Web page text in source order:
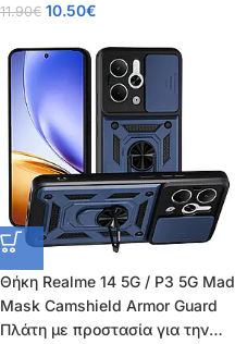
στήριξης από σκλήρό Premium
11.90€ 10.50€
Θήκη Realme 14 5G / P3 5G Mad
Mask Camshield Armor Guard
Πλάτη με προστασία για την